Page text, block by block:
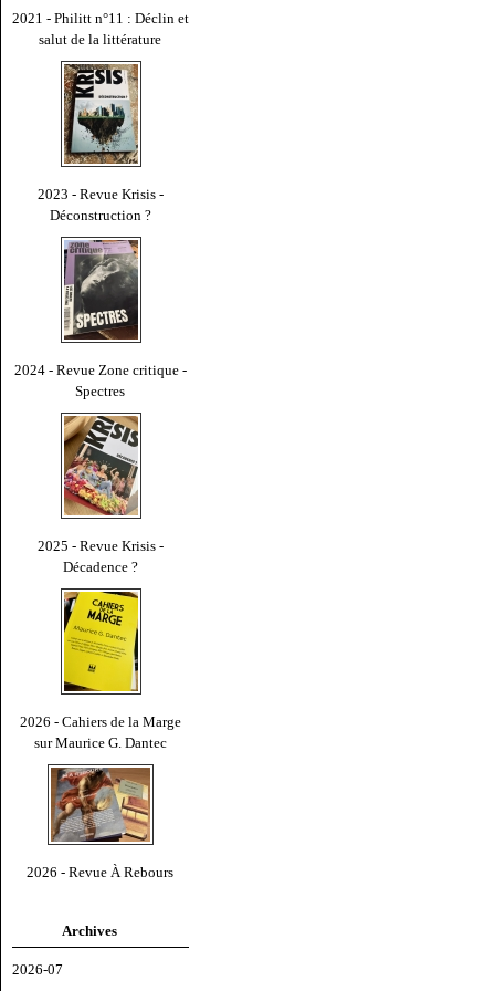
2021 - Philitt n°11 : Déclin et
salut de la littérature
2023 - Revue Krisis -
Déconstruction ?
2024 - Revue Zone critique -
Spectres
2025 - Revue Krisis -
Décadence ?
2026 - Cahiers de la Marge
sur Maurice G. Dantec
2026 - Revue À Rebours
Archives
2026-07